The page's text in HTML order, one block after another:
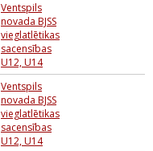
Ventspils
novada BJSS
vieglatlētikas
sacensības
U12, U14
Ventspils
novada BJSS
vieglatlētikas
sacensības
U12, U14